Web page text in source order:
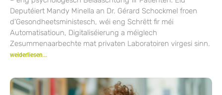
Deputéiert Mandy Minella an Dr. Gérard Schockmel froen
d’Gesondheetsministesch, wéi eng Schrëtt fir méi
Automatisatioun, Digitaliséierung a méiglech
Zesummenaarbechte mat privaten Laboratoiren virgesi sinn.
weiderliesen...